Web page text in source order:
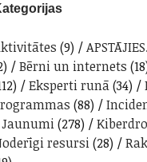
(9)
Bērni un internets
Eksperti runā(34)
(88)
Jaunumi(278)
resursi(28)